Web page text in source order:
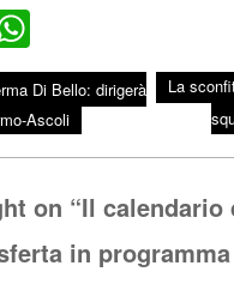
ha
ts
A
Di Bello: dirigerà
Ascoli
La
on “Il calendario
in